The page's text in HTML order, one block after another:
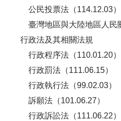
公民投票法（114.12.03）
臺灣地區與大陸地區人民
行政法及其相關法規
行政程序法（110.01.20）
行政罰法（111.06.15）
行政執行法（99.02.03）
訴願法（101.06.27）
行政訴訟法（111.06.22）